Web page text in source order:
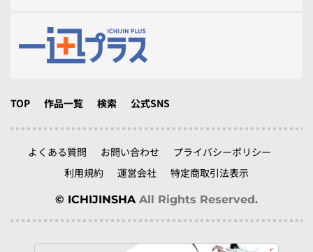
TOP 作品一覧 検索 公式SNS
よくある質問 お問い合わせ
プライバシーポリシー
利用規約
運営会社 特定商取引法表示
© ICHIJINSHA All Rights Reserved.